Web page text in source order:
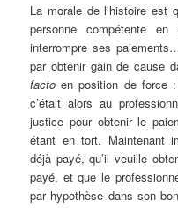
La morale de l’histoire est
personne compétente
interrompre ses
par obtenir gain de cause
facto en position de force
c’était alors au
justice pour obtenir le
étant en tort. Maintenant
déjà payé, qu’il veuille
payé, et que le
par hypothèse dans son